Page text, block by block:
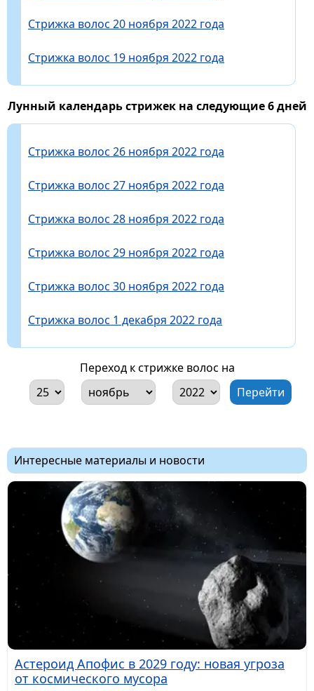
Стрижка волос 20 ноября 2022 года
Стрижка волос 19 ноября 2022 года
Лунный календарь стрижек на следующие 6 дней
Стрижка волос 26 ноября 2022 года
Стрижка волос 27 ноября 2022 года
Стрижка волос 28 ноября 2022 года
Стрижка волос 29 ноября 2022 года
Стрижка волос 30 ноября 2022 года
Стрижка волос 1 декабря 2022 года
Переход к стрижке волос на
Интересные материалы и новости
Астероид Апофис в 2029 году: новая угроза
от космического мусора